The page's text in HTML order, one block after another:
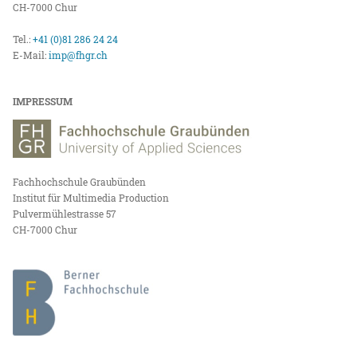
CH-7000 Chur
Tel.:+41 (0)81 286 24 24
E-Mail:imp@fhgr.ch
IMPRESSUM
Fachhochschule Graubünden
Institut für Multimedia Production
Pulvermühlestrasse 57
CH-7000 Chur